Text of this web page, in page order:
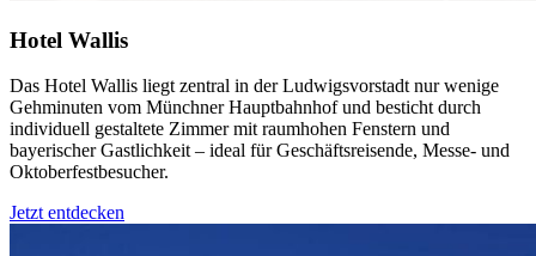
Hotel Wallis
Das Hotel Wallis liegt zentral in der Ludwigsvorstadt nur wenige
Gehminuten vom Münchner Hauptbahnhof und besticht durch
individuell gestaltete Zimmer mit raumhohen Fenstern und
bayerischer Gastlichkeit – ideal für Geschäftsreisende, Messe- und
Oktoberfestbesucher.
Jetzt entdecken